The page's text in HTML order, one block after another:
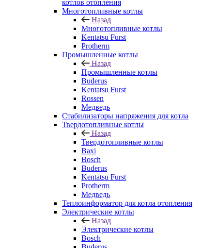
котлов отопления
Многотопливные котлы
Назад
Многотопливные котлы
Kentatsu Furst
Protherm
Промышленные котлы
Назад
Промышленные котлы
Buderus
Kentatsu Furst
Rossen
Медведь
Стабилизаторы напряжения для котла
Твердотопливные котлы
Назад
Твердотопливные котлы
Baxi
Bosch
Buderus
Kentatsu Furst
Protherm
Медведь
Теплоинформатор для котла отопления
Электрические котлы
Назад
Электрические котлы
Bosch